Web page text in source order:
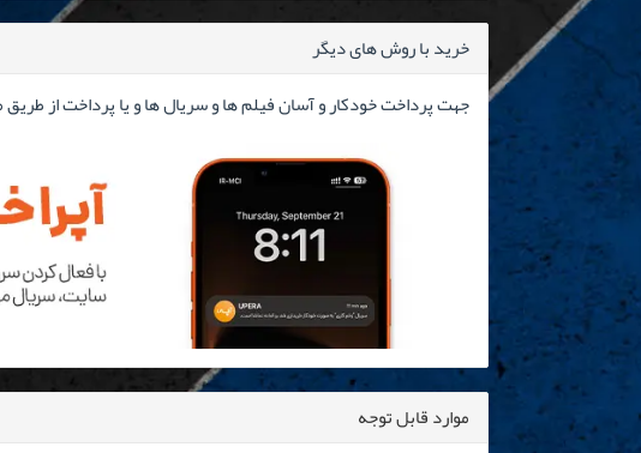
خرید با روش های دیگر
جهت پرداخت خودکار و آسان فیلم ها و سریال ها و یا پرداخت از
موارد قابل توجه